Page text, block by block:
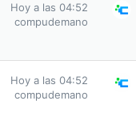
Hoy a las 04:52
compudemano
Hoy a las 04:52
compudemano